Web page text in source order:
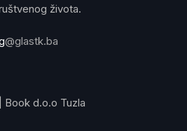
života.
@glastk.ba
Book d.o.o Tuzla